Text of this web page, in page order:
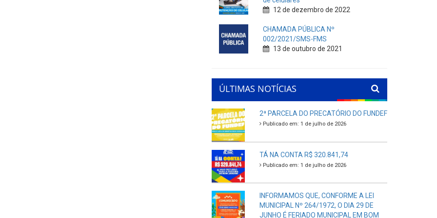
12 de dezembro de 2022
CHAMADA PÚBLICA Nº
002/2021/SMS-FMS
13 de outubro de 2021
ÚLTIMAS NOTÍCIAS
2ª PARCELA DO PRECATÓRIO DO FUNDEF
Publicado em: 1 de julho de 2026
TÁ NA CONTA R$ 320.841,74
Publicado em: 1 de julho de 2026
INFORMAMOS QUE, CONFORME A LEI
MUNICIPAL Nº 264/1972, O DIA 29 DE
JUNHO É FERIADO MUNICIPAL EM BOM